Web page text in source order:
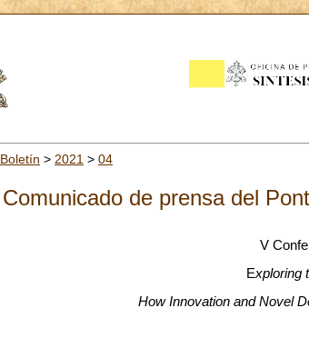
Boletín > 2021 > 04
Comunicado de prensa del
V
Exploring
How Innovation and Novel